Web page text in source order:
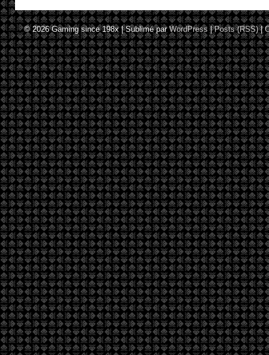
© 2026Gaming since 198x|Sublimé parWordPress |Posts (RSS)|